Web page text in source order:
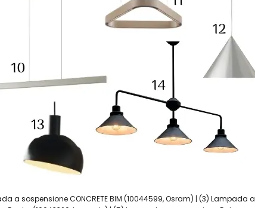
a sospensione CONCRETE BIM (10044599, Osram) | (3) Lampada a